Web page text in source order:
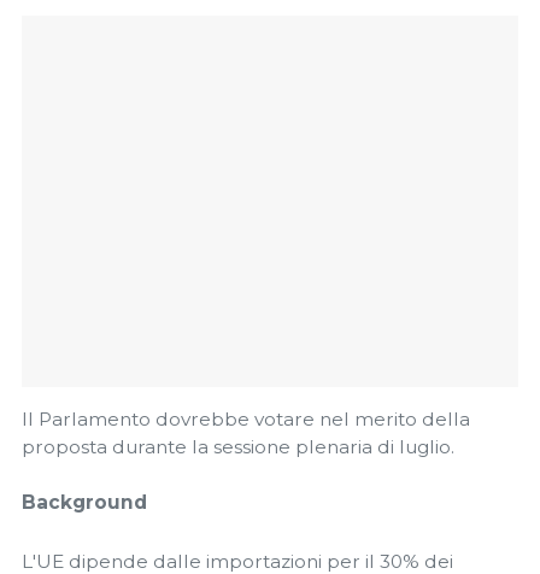
Il Parlamento dovrebbe votare nel merito della
proposta durante la sessione plenaria di luglio.
Background
L'UE dipende dalle importazioni per il 30% dei